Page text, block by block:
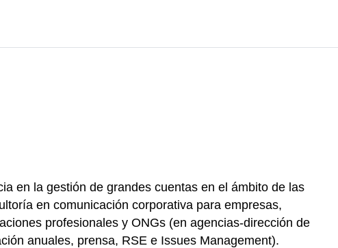
en la gestión de grandes cuentas en el ámbito de las
en comunicación corporativa para empresas,
profesionales y ONGs (en agencias-dirección de
anuales, prensa, RSE e Issues Management).